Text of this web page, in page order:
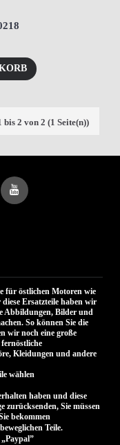
bis 2 von 2 (1 Seite(n))
für östlichen Motoren wie
Ersatzteile haben wir
Abbildungen, Bilder und
So können Sie die
wir noch eine große
Kleidungen und andere
wählen
haben und diese
zurücksenden, Sie müssen
bekommen
Teile.